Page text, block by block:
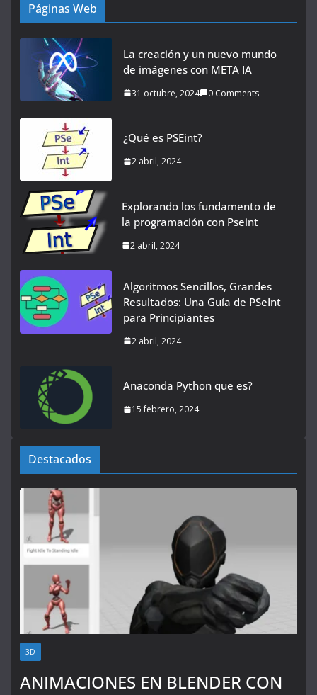
Páginas Web
La creación y un nuevo mundo
de imágenes con META IA
31 octubre, 2024 0 Comments
¿Qué es PSEint?
2 abril, 2024
Explorando los fundamento de
la programación con Pseint
2 abril, 2024
Algoritmos Sencillos, Grandes
Resultados: Una Guía de PSeInt
para Principiantes
2 abril, 2024
Anaconda Python que es?
15 febrero, 2024
Destacados
3D
ANIMACIONES EN BLENDER CON